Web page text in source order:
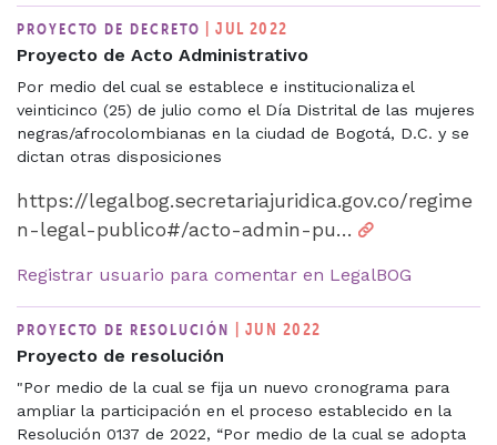
PROYECTO DE DECRETO | JUL 2022
Proyecto de Acto Administrativo
Por medio del cual se establece e institucionaliza el
veinticinco (25) de julio como el Día Distrital de las mujeres
negras/afrocolombianas en la ciudad de Bogotá, D.C. y se
dictan otras disposiciones
https://legalbog.secretariajuridica.gov.co/regime
n-legal-publico#/acto-admin-pu…
Registrar usuario para comentar en LegalBOG
PROYECTO DE RESOLUCIÓN | JUN 2022
Proyecto de resolución
"Por medio de la cual se fija un nuevo cronograma para
ampliar la participación en el proceso establecido en la
Resolución 0137 de 2022, “Por medio de la cual se adopta